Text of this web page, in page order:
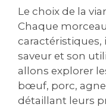
Le choix de la
Chaque
caractéristiques,
saveur et son
allons explorer
bœuf, porc,
détaillant leurs